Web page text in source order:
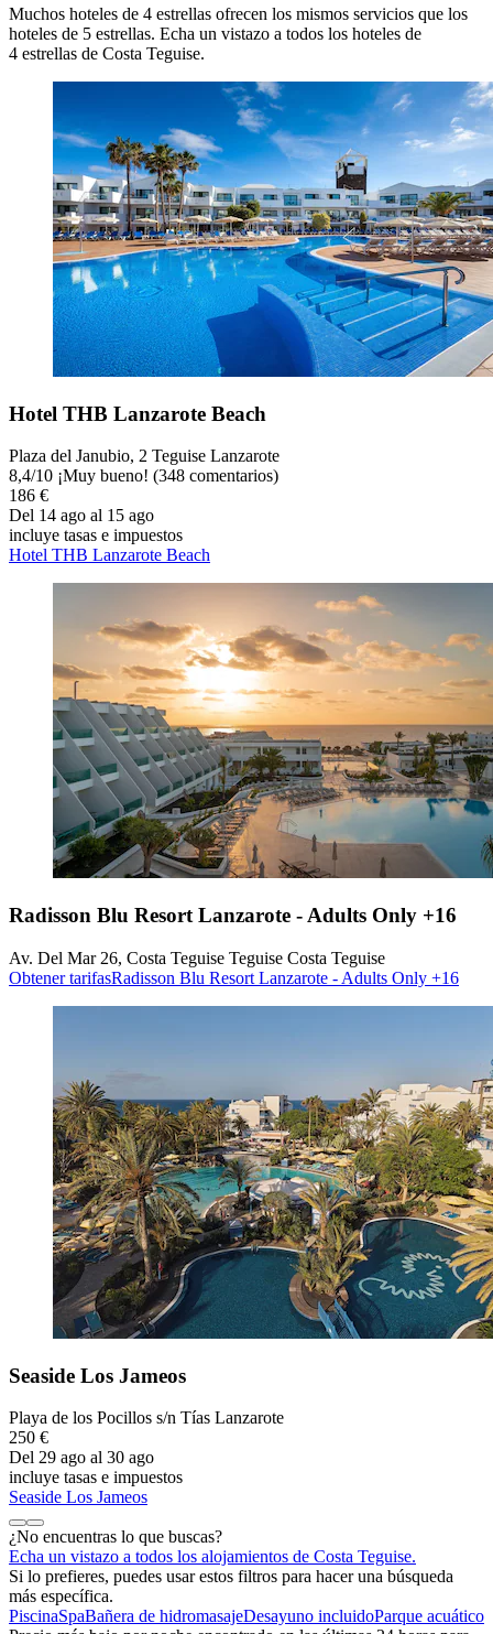
Muchos hoteles de 4 estrellas ofrecen los mismos servicios que los
hoteles de 5 estrellas. Echa un vistazo a todos los hoteles de
4 estrellas de Costa Teguise.
Hotel THB Lanzarote Beach
Plaza del Janubio, 2 Teguise Lanzarote
8,4/10 ¡Muy bueno! (348 comentarios)
186 €
Del 14 ago al 15 ago
incluye tasas e impuestos
Hotel THB Lanzarote Beach
Radisson Blu Resort Lanzarote - Adults Only +16
Av. Del Mar 26, Costa Teguise Teguise Costa Teguise
Obtener tarifasRadisson Blu Resort Lanzarote - Adults Only +16
Seaside Los Jameos
Playa de los Pocillos s/n Tías Lanzarote
250 €
Del 29 ago al 30 ago
incluye tasas e impuestos
Seaside Los Jameos
¿No encuentras lo que buscas?
Echa un vistazo a todos los alojamientos de Costa Teguise.
Si lo prefieres, puedes usar estos filtros para hacer una búsqueda
más específica.
PiscinaSpaBañera de hidromasajeDesayuno incluidoParque acuático